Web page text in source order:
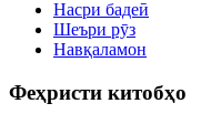
Насри бадеӣ
Шеъри рӯз
Навқаламон
Феҳристи китобҳо